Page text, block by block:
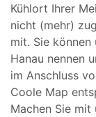
Kühlort Ihrer
nicht (mehr)
mit. Sie
Hanau nennen
im Anschluss
Coole Map
Machen Sie mit